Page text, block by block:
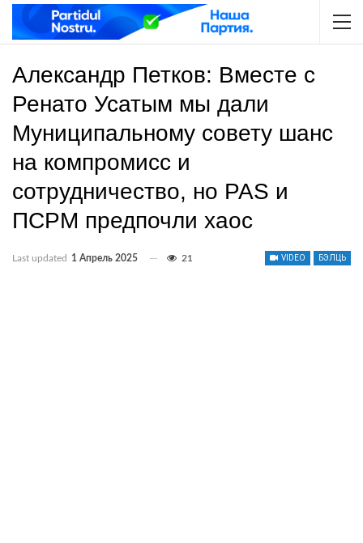
Александр Петков: Вместе с
Ренато Усатым мы дали
Муниципальному совету шанс
на компромисс и
сотрудничество, но PAS и
ПСРМ предпочли хаос
VIDEO БЭЛЦЬ
Last updated 1 Апрель 2025 21